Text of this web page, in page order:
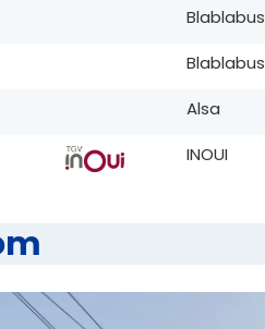
Blablabus
Blablabus
Alsa
INOUI